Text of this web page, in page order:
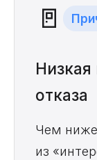
🚪
Низкая
отказа
Чем
из